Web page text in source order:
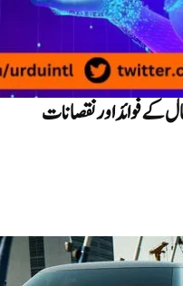
کے فوائد اور نقصانات